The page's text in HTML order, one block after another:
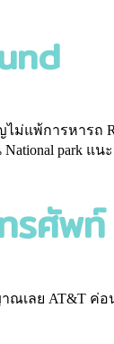
ไม่แพ้การหารถ
park แน
ศัพท์
เลย AT&T ค่อ